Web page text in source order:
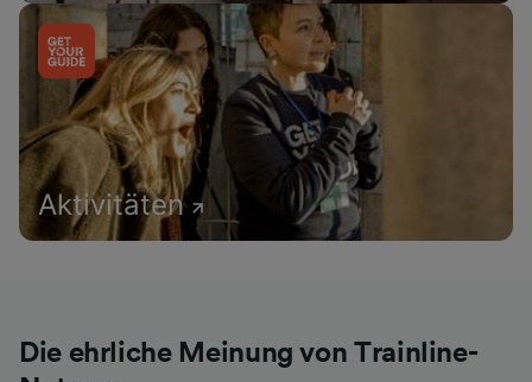
Aktivitäten
Die ehrliche Meinung von Trainline-